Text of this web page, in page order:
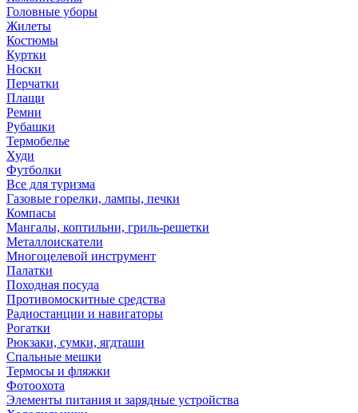
Головные уборы
Жилеты
Костюмы
Куртки
Носки
Перчатки
Плащи
Ремни
Рубашки
Термобелье
Худи
Футболки
Все для туризма
Газовые горелки, лампы, печки
Компасы
Мангалы, коптильни, гриль-решетки
Металлоискатели
Многоцелевой инструмент
Палатки
Походная посуда
Противомоскитные средства
Радиостанции и навигаторы
Рогатки
Рюкзаки, сумки, ягдташи
Спальные мешки
Термосы и фляжки
Фотоохота
Элементы питания и зарядные устройства